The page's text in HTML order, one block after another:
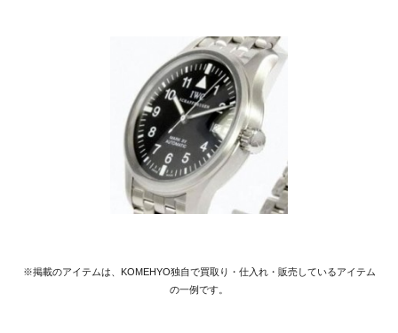
※掲載のアイテムは、KOMEHYO独自で買取り・仕入れ・販売しているアイテム
の一例です。